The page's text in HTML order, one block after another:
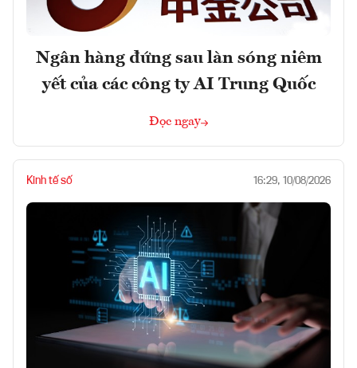
Ngân hàng đứng sau làn sóng niêm
yết của các công ty AI Trung Quốc
Đọc ngay
Kinh tế số 16:29, 10/08/2026